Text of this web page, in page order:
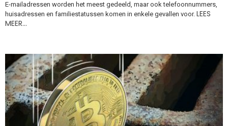
E-mailadressen worden het meest gedeeld, maar ook telefoonnummers,
huisadressen en familiestatussen komen in enkele gevallen voor. LEES
MEER…